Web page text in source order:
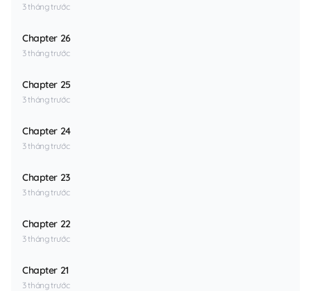
3 tháng trước
Chapter 26
3 tháng trước
Chapter 25
3 tháng trước
Chapter 24
3 tháng trước
Chapter 23
3 tháng trước
Chapter 22
3 tháng trước
Chapter 21
3 tháng trước